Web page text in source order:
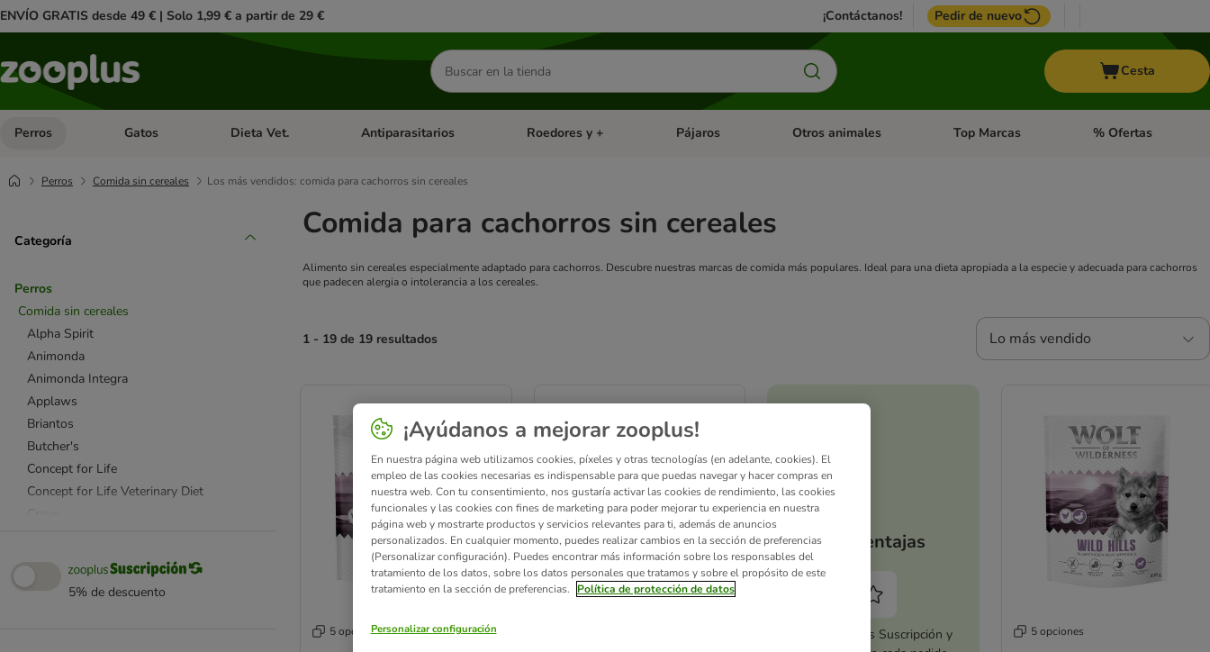
ENVÍO GRATIS desde 49 € | Solo 1,99 € a partir de 29 € ¡Contáctanos! Pedir de nuevo
Buscar
productos
Cesta
Perros Menú de categoria abierto: Perros
Gatos Menú de categoria abierto: Gatos
Dieta Vet. Menú de categoria abierto: Dieta Vet.
Antiparasitarios Menú de categoria abierto: Antiparasitarios
Roedores y + Menú de categoria abierto: Roedores y +
Pájaros Menú de categoria abierto: Pájaros
Otros animales Menú de categoria abierto: Otros animales
Top Marcas Menú de categoria
% Ofertas
Perros Comida sin cereales Los más vendidos: comida para cachorros sin cereales
Categoría
Perros
Comida sin cereales
Alpha Spirit
Animonda
Animonda Integra
Applaws
Briantos
Butcher's
Concept for Life
Concept for Life Veterinary Diet
Farmina
5% de descuento
Comida para cachorros sin cereales
Alimento sin cereales especialmente adaptado para cachorros. Descubre nuestras marcas de comida más populares. Ideal para una dieta apropiada a la especie y adecuada para cachorros
que padecen alergia o intolerancia a los cereales.
1 - 19 de 19 resultados Lo más vendido
5 opciones
Tus ventajas
Activa zooplus Suscripción y
5 opciones
¡Ayúdanos a mejorar zooplus!
En nuestra página web utilizamos cookies, píxeles y otras tecnologías (en adelante, cookies). El
empleo de las cookies necesarias es indispensable para que puedas navegar y hacer compras en
nuestra web. Con tu consentimiento, nos gustaría activar las cookies de rendimiento, las cookies
funcionales y las cookies con fines de marketing para poder mejorar tu experiencia en nuestra
página web y mostrarte productos y servicios relevantes para ti, además de anuncios
personalizados. En cualquier momento, puedes realizar cambios en la sección de preferencias
(Personalizar configuración). Puedes encontrar más información sobre los responsables del
tratamiento de los datos, sobre los datos personales que tratamos y sobre el propósito de este
tratamiento en la sección de preferencias.
Política de protección de datos
Personalizar configuración